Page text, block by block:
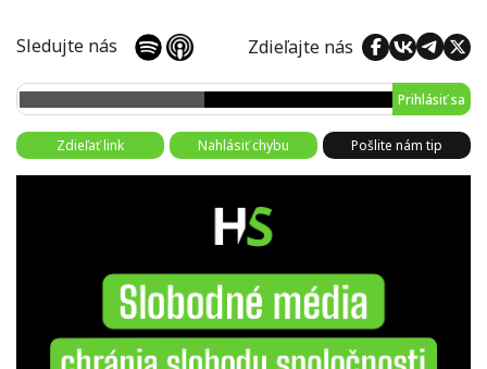
Sledujte nás Zdieľajte nás
Prihlásiť sa
Zdieľať link Nahlásiť chybu Pošlite nám tip